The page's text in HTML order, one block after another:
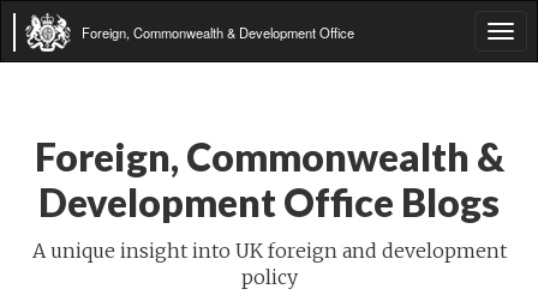
Foreign, Commonwealth & Development Office
Foreign, Commonwealth &
Development Office Blogs
A unique insight into UK foreign and development
policy